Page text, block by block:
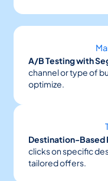
A/B Testing with
channel or type of
optimize.
Destination-Based
clicks on specific
tailored offers.